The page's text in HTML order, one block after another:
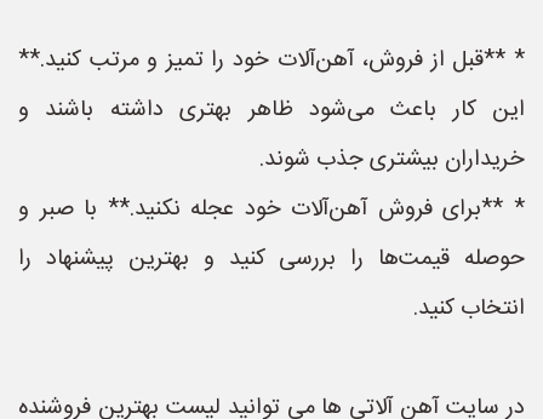
* **قبل از فروش، آهن‌آلات خود را تمیز و مرتب کنید.**
این کار باعث می‌شود ظاهر بهتری داشته باشند و
خریداران بیشتری جذب شوند.
* **برای فروش آهن‌آلات خود عجله نکنید.** با صبر و
حوصله قیمت‌ها را بررسی کنید و بهترین پیشنهاد را
انتخاب کنید.
در سایت آهن آلاتی ها می توانید لیست بهترین فروشنده